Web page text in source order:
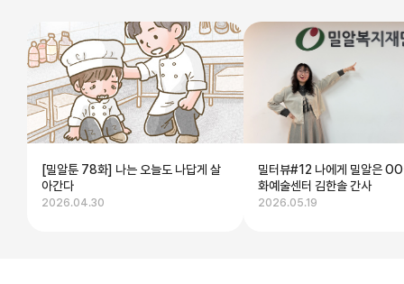
[밀알툰 78화] 나는 오늘도 나답게 살
아간다
2026.04.30
밀터뷰#12 나에게 밀알은
화예술센터 김한솔 간사
2026.05.19